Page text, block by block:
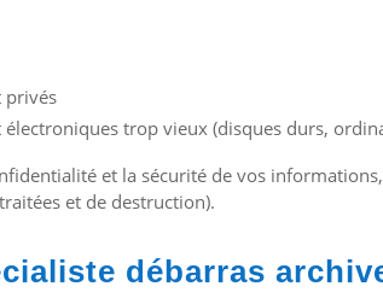
privés
trop vieux (disques durs,
et la sécurité de vos
et de destruction).
débarras